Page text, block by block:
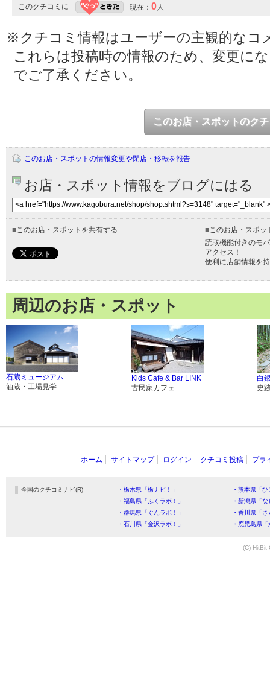
このクチコミに 現在： 0 人
※クチコミ情報はユーザーの主観的なコ
これらは投稿時の情報のため、変更に
でご了承ください。
このお店・スポットのク
このお店・スポットの情報変更や閉店・移転を報告
お店・スポット情報をブログにはる
■ このお店・スポットを共有する ■ このお店・スポ
読取機能付きのモ
アクセス！
便利に店舗情報を
周辺のお店・スポット
石蔵ミュージアム
酒蔵・工場見学
Kids Cafe & Bar LINK
古民家カフェ
白
史
ホーム サイトマップ ログイン クチコミ投稿 プラ
全国のクチコミナビ(R) ・栃木県「栃ナビ！」
・熊本県「
・福島県「ふくラボ！」
・新潟県「
・群馬県「ぐんラボ！」
・香川県「
・石川県「金沢ラボ！」
・鹿児島県
(C) HitBit